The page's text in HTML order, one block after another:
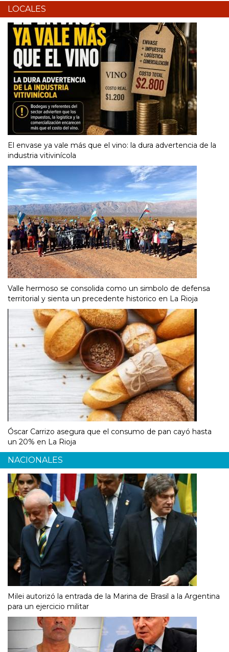
LOCALES
El envase ya vale más que el vino: la dura advertencia de la
industria vitivinícola
Valle hermoso se consolida como un simbolo de defensa
territorial y sienta un precedente historico en La Rioja
Óscar Carrizo asegura que el consumo de pan cayó hasta
un 20% en La Rioja
NACIONALES
Milei autorizó la entrada de la Marina de Brasil a la Argentina
para un ejercicio militar